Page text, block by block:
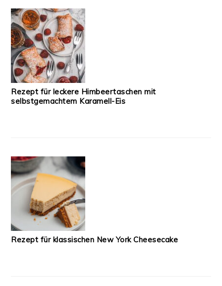
Rezept für leckere Himbeertaschen mit
selbstgemachtem Karamell-Eis
Rezept für klassischen New York Cheesecake